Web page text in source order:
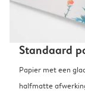
Standaard
Papier met een
halfmatte